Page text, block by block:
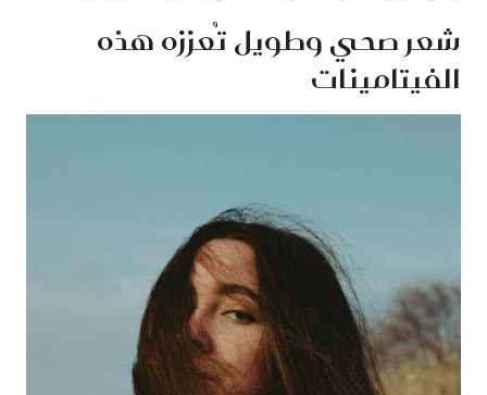
شعر صحي وطويل تُعززه هذه
الفيتامينات